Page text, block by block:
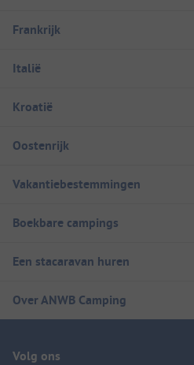
Frankrijk
Italië
Kroatië
Oostenrijk
Vakantiebestemmingen
Boekbare campings
Een stacaravan huren
Over ANWB Camping
Volg ons